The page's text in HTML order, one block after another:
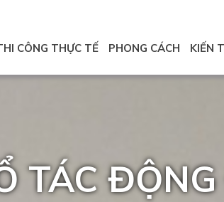
CÔNG THỰC TẾ PHONG CÁCH KIẾN
TÁC